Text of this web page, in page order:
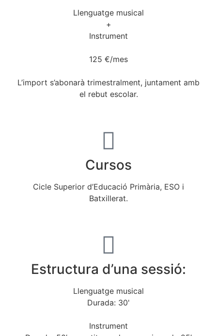
Llenguatge musical
+
Instrument
125 €/mes
L’import s’abonarà trimestralment, juntament amb
el rebut escolar.
Cursos
Cicle Superior d’Educació Primària, ESO i
Batxillerat.
Estructura d’una sessió:
Llenguatge musical
Durada: 30'
Instrument